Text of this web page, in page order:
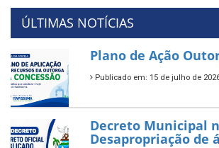
ÚLTIMAS NOTÍCIAS
Plano de Ação
Publicado em: 15 de julho de
Decreto Municipal
Desapropriação de